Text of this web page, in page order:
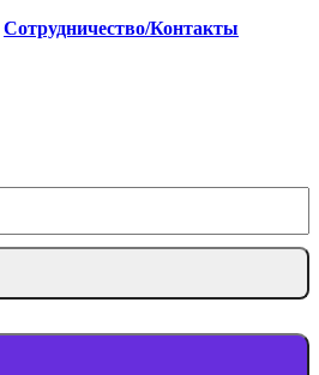
Сотрудничество/Контакты